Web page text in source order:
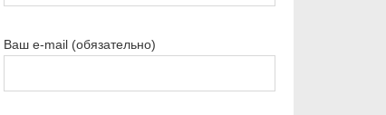
Ваш e-mail (обязательно)